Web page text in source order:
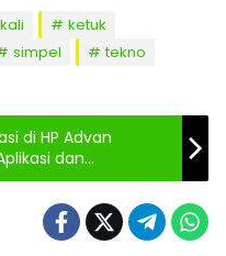
kali
ketuk
simpel
tekno
di HP Advan
dan